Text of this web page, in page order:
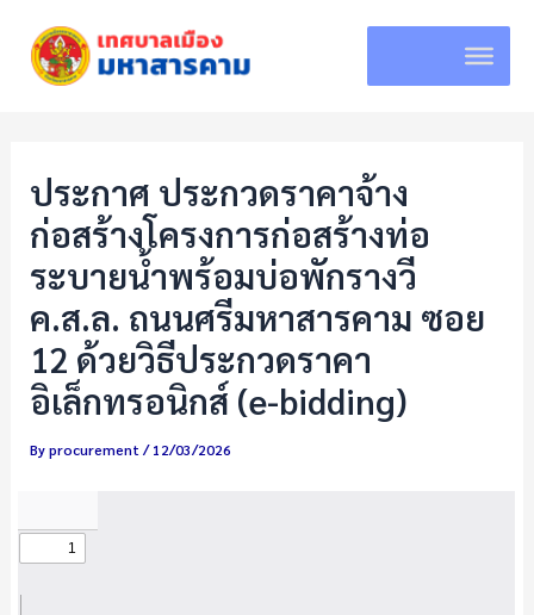
content
ประกาศ ประกวดราคาจ้าง
ก่อสร้างโครงการก่อสร้างท่อ
ระบายน้ำพร้อมบ่อพักรางวี
ค.ส.ล. ถนนศรีมหาสารคาม ซอย
12 ด้วยวิธีประกวดราคา
อิเล็กทรอนิกส์ (e-bidding)
Byprocurement/12/03/2026